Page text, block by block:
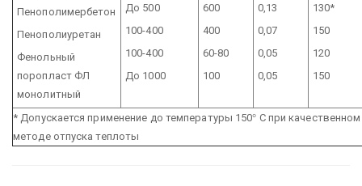
Пенополимербетон
Пенополиуретан
Фенольный
поропласт ФЛ
монолитный
До 500
100-400
100-400
До 1000
600
400
60-80
100
0,13
0,07
0,05
0,05
130*
150
120
150
* Допускается применение до температуры 150° С при качественном
методе отпуска теплоты